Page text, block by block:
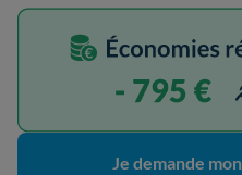
Je demande